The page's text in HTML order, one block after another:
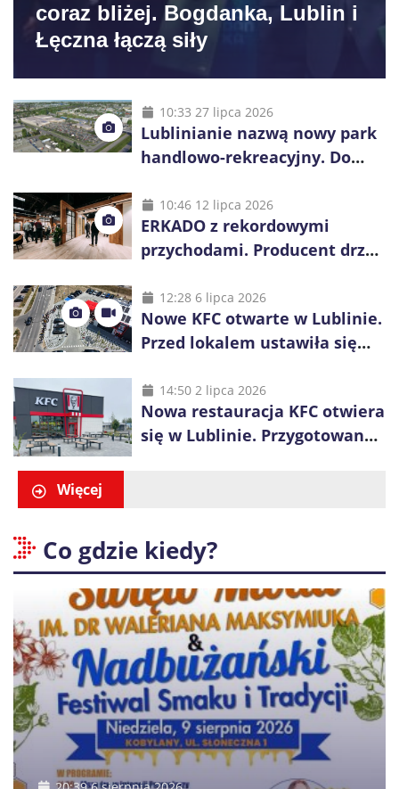
coraz bliżej. Bogdanka, Lublin i
Łęczna łączą siły
10:33 27 lipca 2026
Lublinianie nazwą nowy park
handlowo-rekreacyjny. Do
10:46 12 lipca 2026
ERKADO z rekordowymi
przychodami. Producent drzwi
inwestycje
12:28 6 lipca 2026
Nowe KFC otwarte w Lublinie.
Przed lokalem ustawiła się
14:50 2 lipca 2026
Nowa restauracja KFC otwiera
się w Lublinie. Przygotowano
Więcej
Co gdzie kiedy?